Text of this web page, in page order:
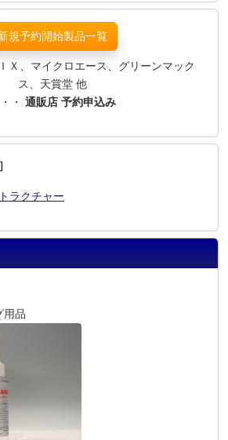
規予約開始製品一覧
Ｘ、マイクロエース、グリーンマック
ス、天賞堂 他
・ 通販店 予約申込み
ラクチャー
用品